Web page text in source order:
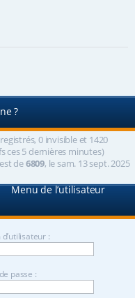
?
0 invisible et 1420
ces 5 dernières minutes)
de6809, le sam. 13 sept. 2025
Menu de l’utilisateur
:
passe :